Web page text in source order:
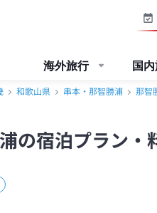
海外旅行 国
和歌山県 串本・那智勝浦 那智
の宿泊プラン・